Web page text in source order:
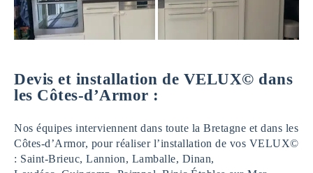
Devis et installation de VELUX© dans
les Côtes-d’Armor :
Nos équipes interviennent dans toute la Bretagne et dans les
Côtes-d’Armor, pour réaliser l’installation de vos VELUX©
: Saint-Brieuc, Lannion, Lamballe, Dinan,